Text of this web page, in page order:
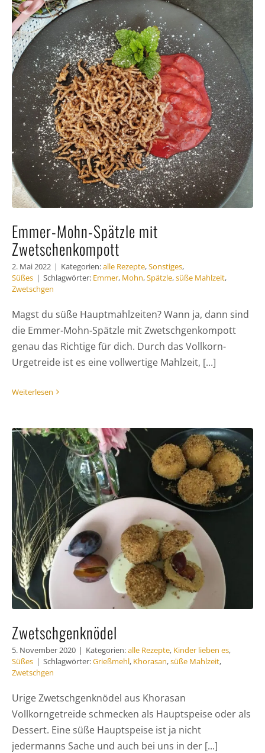
Häufig gestellte Fragen
Kundenstimmen
Kontakt
Emmer-Mohn-Spätzle mit
Zwetschenkompott
2. Mai 2022 | Kategorien:alle Rezepte,Sonstiges,
Süßes | Schlagwörter: Emmer, Mohn,Spätzle,süße Mahlzeit,
Zwetschgen
Magst du süße Hauptmahlzeiten? Wann ja, dann sind
die Emmer-Mohn-Spätzle mit Zwetschgenkompott
genau das Richtige für dich. Durch das Vollkorn-
Urgetreide ist es eine vollwertige Mahlzeit, [...]
Weiterlesen
Zwetschgenknödel
5. November 2020 | Kategorien:alle Rezepte, Kinder lieben es,
Süßes | Schlagwörter:Grießmehl, Khorasan,süße Mahlzeit,
Zwetschgen
Urige Zwetschgenknödel aus Khorasan
Vollkorngetreide schmecken als Hauptspeise oder als
Dessert. Eine süße Hauptspeise ist ja nicht
jedermanns Sache und auch bei uns in der [...]